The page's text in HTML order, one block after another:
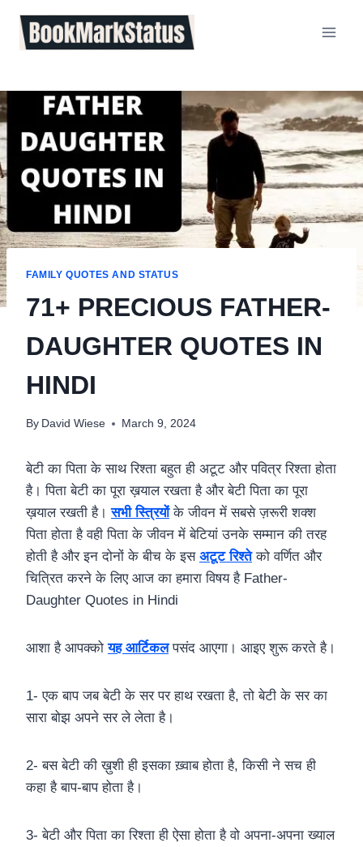
content
FAMILY QUOTES AND STATUS
71+ PRECIOUS FATHER-
DAUGHTER QUOTES IN
HINDI
By David Wiese March 9, 2024
बेटी का पिता के साथ रिश्ता बहुत ही अटूट और पवित्र रिश्ता होता
है। पिता बेटी का पूरा ख़याल रखता है और बेटी पिता का पूरा
ख़याल रखती है।सभी स्त्रियोंके जीवन में सबसे ज़रूरी शक्श
पिता होता है वही पिता के जीवन में बेटियां उनके सम्मान की तरह
होती है और इन दोनों के बीच के इस अटूट रिश्तेको वर्णित और
चित्रित करने के लिए आज का हमारा विषय है Father-
Daughter Quotes in Hindi
आशा है आपक्कोयह आर्टिकलपसंद आएगा। आइए शुरू करते है।
1- एक बाप जब बेटी के सर पर हाथ रखता है, तो बेटी के सर का
सारा बोझ अपने सर ले लेता है।
2- बस बेटी की ख़ुशी ही इसका ख़्वाब होता है, किसी ने सच ही
कहा है बाप-बाप होता है।
3- बेटी और पिता का रिश्ता ही ऐसा होता है वो अपना-अपना ख्याल